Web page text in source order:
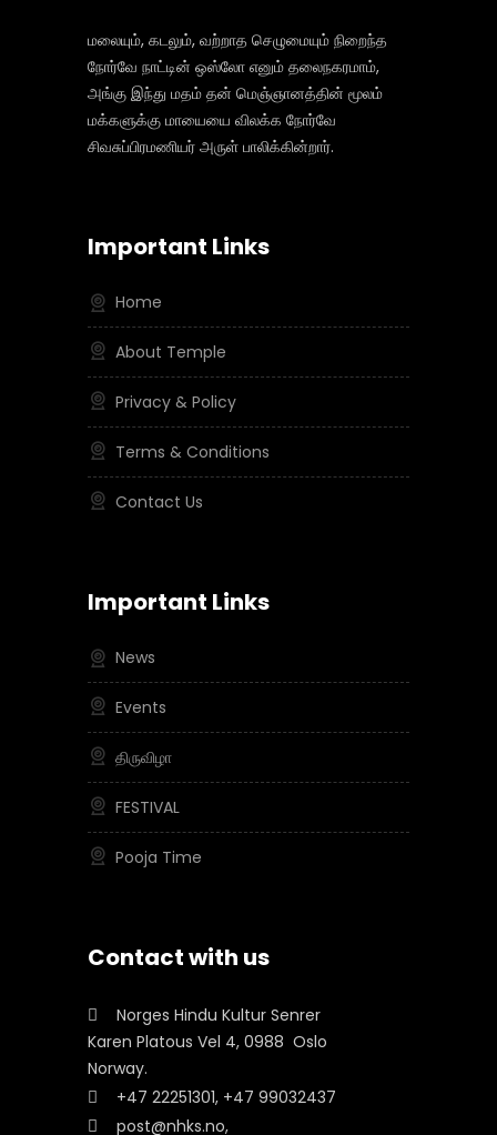
மலையும், கடலும், வற்றாத செழுமையும் நிறைந்த
நோர்வே நாட்டின் ஒஸ்லோ எனும் தலைநகரமாம்,
அங்கு இந்து மதம் தன் மெஞ்ஞானத்தின் மூலம்
மக்களுக்கு மாயையை விலக்க நோர்வே
சிவசுப்பிரமணியர் அருள் பாலிக்கின்றார்.
Important Links
Home
About Temple
Privacy & Policy
Terms & Conditions
Contact Us
Important Links
News
Events
திருவிழா
FESTIVAL
Pooja Time
Contact with us
Norges Hindu Kultur Senrer
Karen Platous Vel 4, 0988 Oslo
Norway.
+47 22251301, +47 99032437
post@nhks.no,